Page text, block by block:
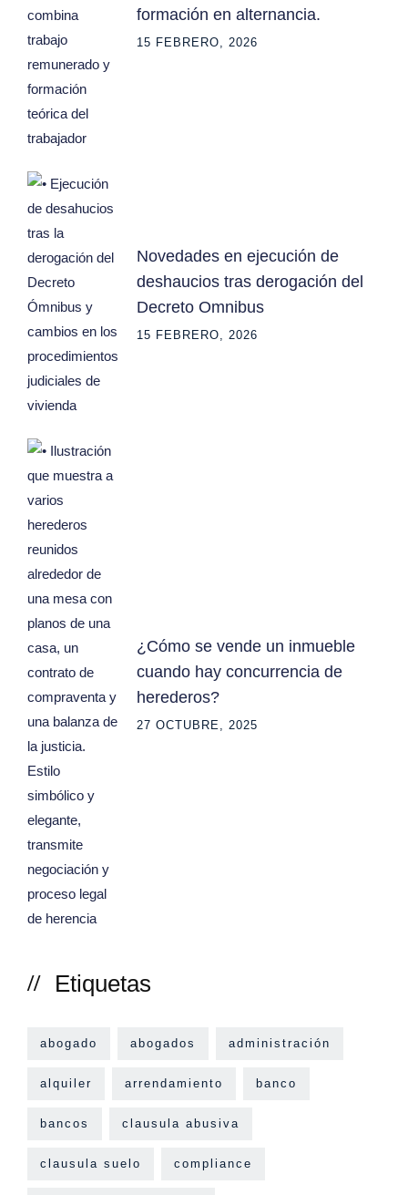
formación en alternancia.
15 FEBRERO, 2026
Novedades en ejecución de
deshaucios tras derogación del
Decreto Omnibus
15 FEBRERO, 2026
¿Cómo se vende un inmueble
cuando hay concurrencia de
herederos?
27 OCTUBRE, 2025
Etiquetas
abogado abogados administración
alquiler arrendamiento banco
bancos clausula abusiva
clausula suelo compliance